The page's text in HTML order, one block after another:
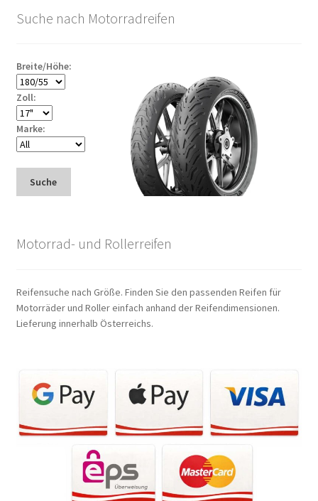
Suche nach Motorradreifen
Breite/Höhe:
Zoll:
Marke:
Suche
Motorrad- und Rollerreifen
Reifensuche nach Größe. Finden Sie den passenden Reifen für
Motorräder und Roller einfach anhand der Reifendimensionen.
Lieferung innerhalb Österreichs.